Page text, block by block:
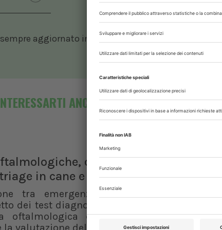
aggiornato in ambito veterinario, iscrivendoti
ANCHE
come
in cane e gatto
tra emergenza e urgenza
dei test diagnostici, i principi
oftalmologica efficace senza
AISA-
Carlo
che ha